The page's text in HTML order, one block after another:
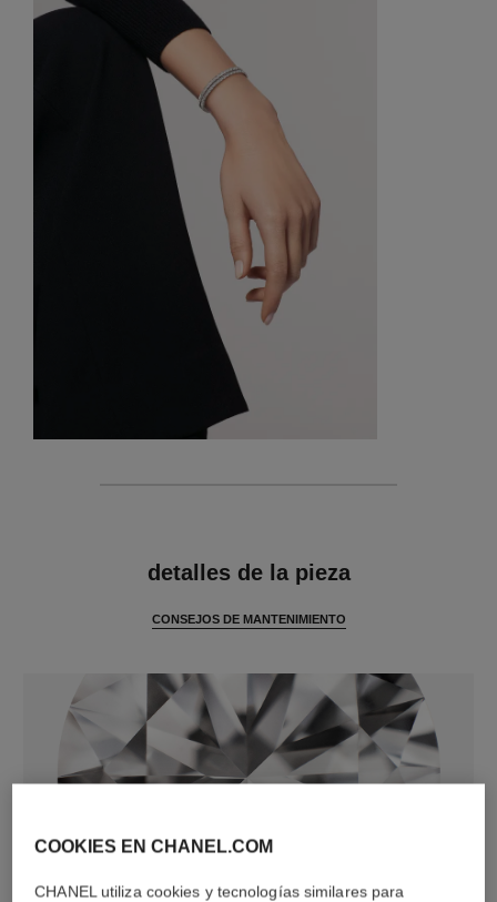
detalles de la pieza
CONSEJOS DE MANTENIMIENTO
diamantes
COOKIES EN CHANEL.COM
CHANEL utiliza cookies y tecnologías similares para